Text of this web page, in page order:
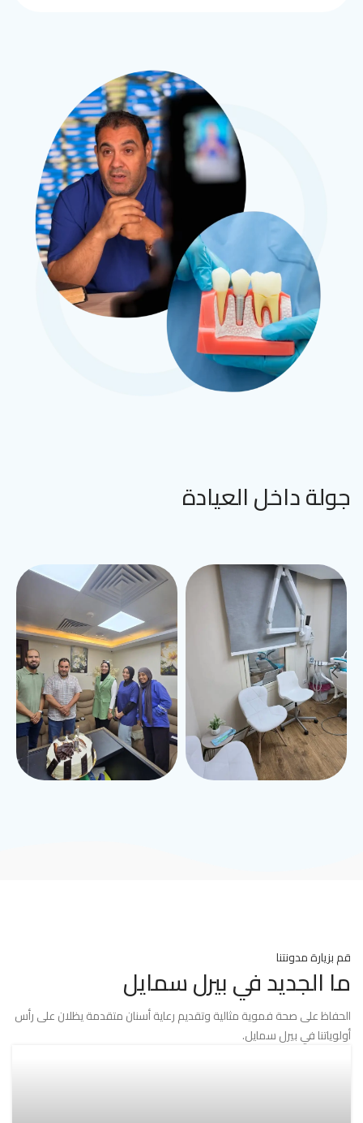
جولة داخل العيادة
قم بزيارة مدونتنا
ما الجديد في بيرل سمايل
الحفاظ على صحة فموية مثالية وتقديم رعاية أسنان متقدمة يظلان على رأس
أولوياتنا في بيرل سمايل.